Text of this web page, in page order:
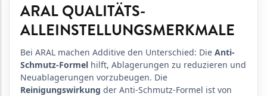
ARAL QUALITÄTS-
ALLEINSTELLUNGSMERKMALE
Bei ARAL machen Additive den Unterschied: Die Anti-
Schmutz-Formel hilft, Ablagerungen zu reduzieren und
Neuablagerungen vorzubeugen. Die
Reinigungswirkung der Anti-Schmutz-Formel ist von